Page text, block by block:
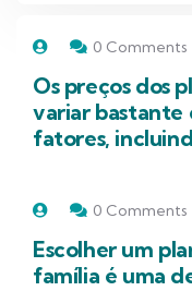
0 Comments
Os preços dos
variar bastante
fatores,
0 Comments
Escolher um
família é uma